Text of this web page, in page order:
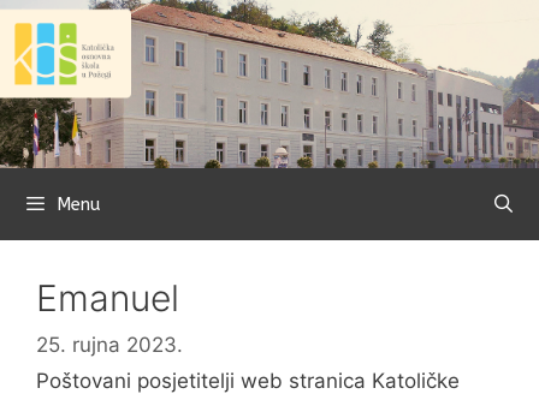
Preskoči
sadržaj
Menu
Emanuel
25. rujna 2023.
Poštovani posjetitelji web stranica Katoličke